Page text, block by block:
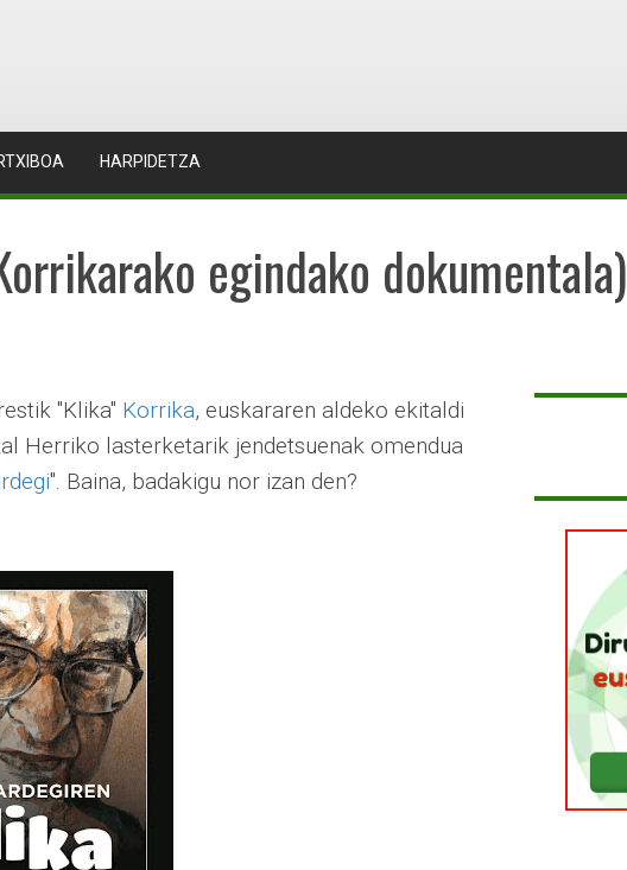
HARPIDETZA
egindako dokumentala)
"Klika" Korrika, euskararen aldeko ekitaldi
Herriko lasterketarik jendetsuenak omendua
". Baina, badakigu nor izan den?